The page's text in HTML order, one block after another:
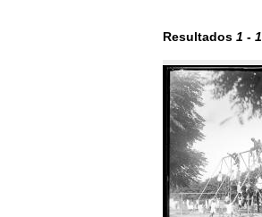
Resultados 1 - 1